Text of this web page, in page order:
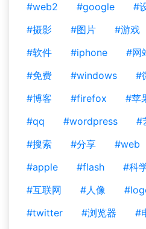
#web2 #google #
#摄影
#图片 #游戏
#软件
#iphone #网
#免费
#windows #
#博客
#firefox #苹
#qq
#wordpress #
#搜索
#分享 #web
#apple
#flash #科
#互联网
#人像
#twitter
#浏览器 #